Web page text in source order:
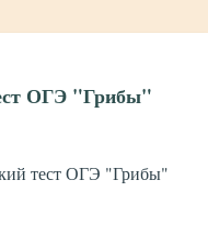
ОГЭ "Грибы"
тест ОГЭ "Грибы"